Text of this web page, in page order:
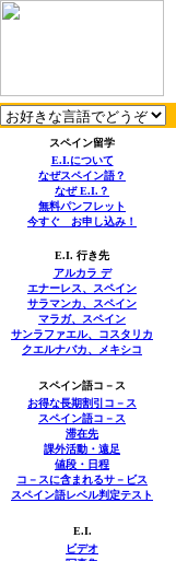
スペイン留学
E.I.について
なぜスペイン語？
なぜE.I. ？
無料パンフレット
今すぐ お申し込み！
E.I. 行き先
アルカラ デ
エナーレス、スペイン
サラマンカ、スペイン
マラガ、スペイン
サンラファエル、コスタリカ
クエルナバカ、メキシコ
スペイン語コ－ス
お得な長期割引コ－ス
スペイン語コ－ス
滞在先
課外活動・遠足
値段・日程
コ－スに含まれるサ－ビス
スペイン語レベル判定テスト
E.I.
ビデオ